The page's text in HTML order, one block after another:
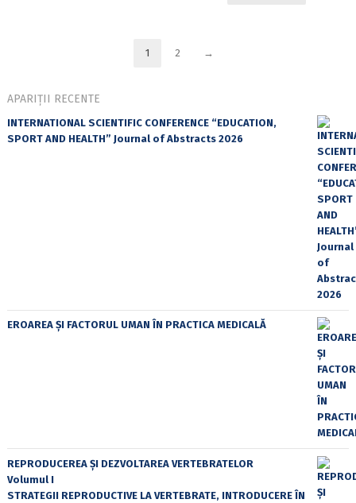
1 2 →
APARIȚII RECENTE
INTERNATIONAL SCIENTIFIC CONFERENCE “EDUCATION,
SPORT AND HEALTH” Journal of Abstracts 2026
EROAREA ȘI FACTORUL UMAN ÎN PRACTICA MEDICALĂ
REPRODUCEREA ȘI DEZVOLTAREA VERTEBRATELOR
Volumul I
STRATEGII REPRODUCTIVE LA VERTEBRATE, INTRODUCERE ÎN